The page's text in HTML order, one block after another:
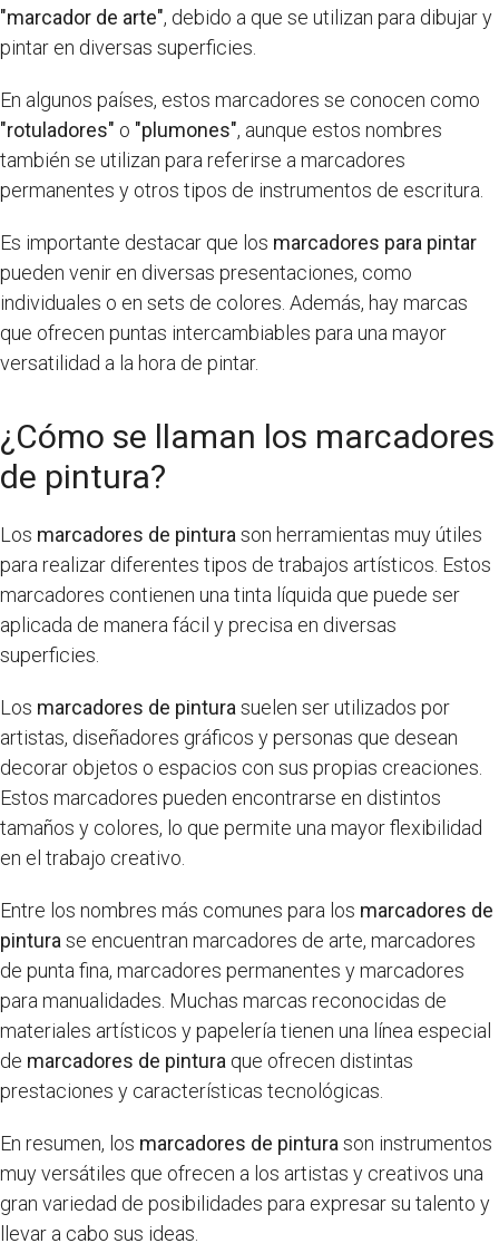
"marcador de arte", debido a que se utilizan para dibujar y
pintar en diversas superficies.
En algunos países, estos marcadores se conocen como
"rotuladores" o "plumones", aunque estos nombres
también se utilizan para referirse a marcadores
permanentes y otros tipos de instrumentos de escritura.
Es importante destacar que los marcadores para pintar
pueden venir en diversas presentaciones, como
individuales o en sets de colores. Además, hay marcas
que ofrecen puntas intercambiables para una mayor
versatilidad a la hora de pintar.
¿Cómo se llaman los marcadores
de pintura?
Los marcadores de pintura son herramientas muy útiles
para realizar diferentes tipos de trabajos artísticos. Estos
marcadores contienen una tinta líquida que puede ser
aplicada de manera fácil y precisa en diversas
superficies.
Los marcadores de pintura suelen ser utilizados por
artistas, diseñadores gráficos y personas que desean
decorar objetos o espacios con sus propias creaciones.
Estos marcadores pueden encontrarse en distintos
tamaños y colores, lo que permite una mayor flexibilidad
en el trabajo creativo.
Entre los nombres más comunes para los marcadores de
pintura se encuentran marcadores de arte, marcadores
de punta fina, marcadores permanentes y marcadores
para manualidades. Muchas marcas reconocidas de
materiales artísticos y papelería tienen una línea especial
de marcadores de pintura que ofrecen distintas
prestaciones y características tecnológicas.
En resumen, los marcadores de pintura son instrumentos
muy versátiles que ofrecen a los artistas y creativos una
gran variedad de posibilidades para expresar su talento y
llevar a cabo sus ideas.